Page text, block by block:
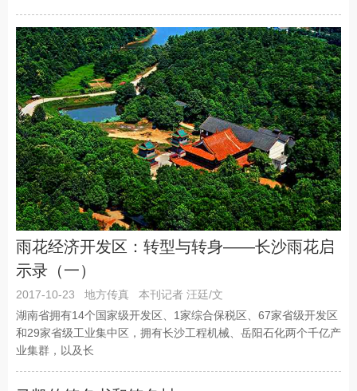
雨花经济开发区：转型与转身——长沙雨花启
示录（一）
2017-10-23 地方传真
本刊记者 汪廷/文
湖南省拥有14个国家级开发区、1家综合保税区、67家省级开发区
和29家省级工业集中区，拥有长沙工程机械、岳阳石化两个千亿产
业集群，以及长